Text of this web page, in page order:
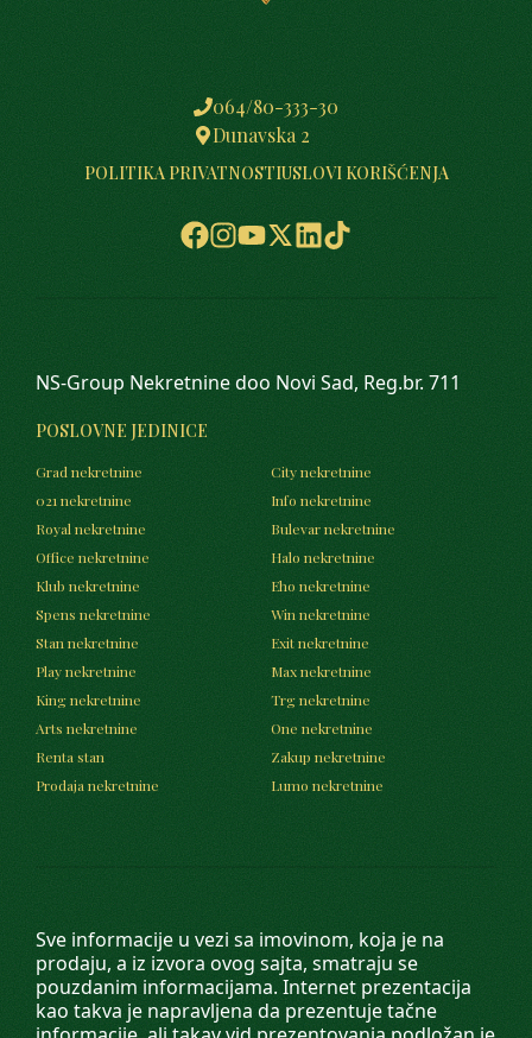
064/80-333-30
Dunavska 2
POLITIKA PRIVATNOSTIUSLOVI KORIŠĆENJA
Sve informacije u vezi sa imovinom, koja je na
prodaju, a iz izvora ovog sajta, smatraju se
pouzdanim informacijama. Internet prezentacija
kao takva je napravljena da prezentuje tačne
NS-Group Nekretnine doo Novi Sad, Reg.br. 711
POSLOVNE JEDINICE
Grad nekretnine
City nekretnine
021 nekretnine
Info nekretnine
Royal nekretnine
Bulevar nekretnine
Office nekretnine
Halo nekretnine
Klub nekretnine
Eho nekretnine
Spens nekretnine
Win nekretnine
Stan nekretnine
Exit nekretnine
Play nekretnine
Max nekretnine
King nekretnine
Trg nekretnine
Arts nekretnine
One nekretnine
Renta stan
Zakup nekretnine
Prodaja nekretnine
Lumo nekretnine